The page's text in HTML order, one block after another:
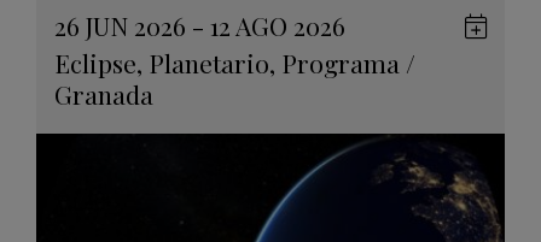
26 JUN 2026 - 12 AGO 2026
Eclipse, Planetario, Programa /
Granada